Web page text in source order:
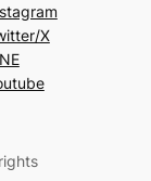
X